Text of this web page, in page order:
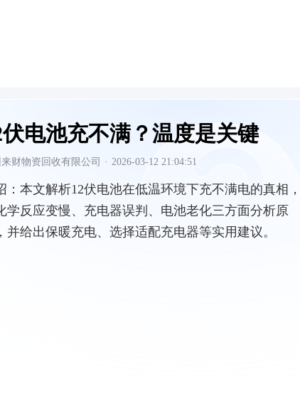
伏电池充不满？温度是关键
财物资回收有限公司 · 2026-03-12 21:04:51
： 本文解析12伏电池在低温环境下充不满电的真相，
学反应变慢、充电器误判、电池老化三方面分析原
并给出保暖充电、选择适配充电器等实用建议。